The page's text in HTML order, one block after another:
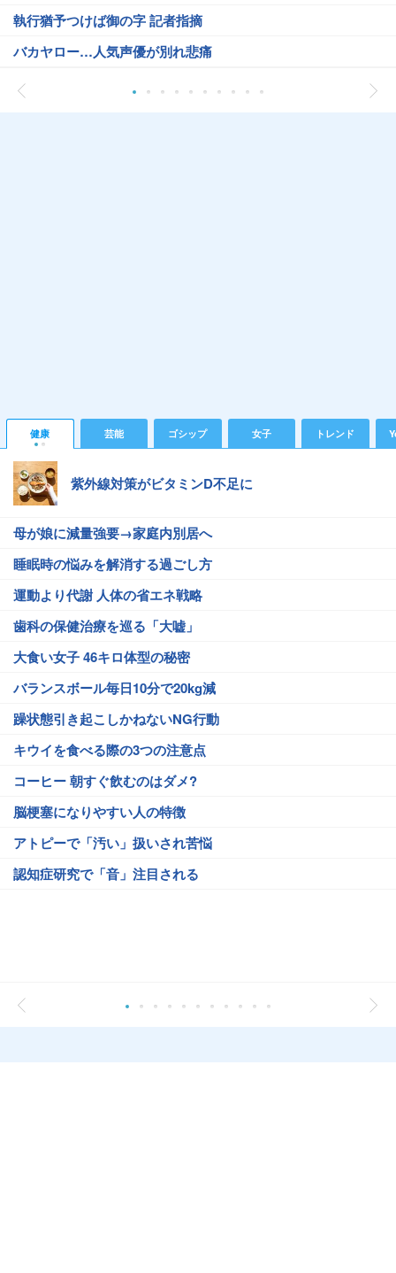
執行猶予つけば御の字 記者指摘
バカヤロー…人気声優が別れ悲痛
健康 芸能 ゴシップ 女子 トレンド
紫外線対策がビタミンD不足に
母が娘に減量強要→家庭内別居へ
睡眠時の悩みを解消する過ごし方
運動より代謝 人体の省エネ戦略
歯科の保健治療を巡る「大嘘」
大食い女子 46キロ体型の秘密
バランスボール毎日10分で20kg減
躁状態引き起こしかねないNG行動
キウイを食べる際の3つの注意点
コーヒー 朝すぐ飲むのはダメ?
脳梗塞になりやすい人の特徴
アトピーで「汚い」扱いされ苦悩
認知症研究で「音」注目される